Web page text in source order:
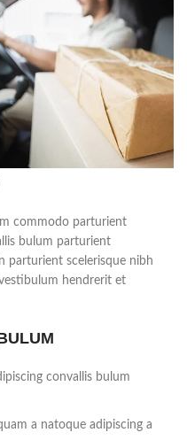
commodo parturient
bulum parturient
parturient scelerisque nibh
hendrerit et
convallis bulum
a natoque adipiscing a